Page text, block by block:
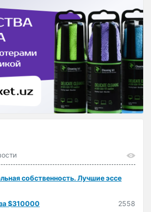
собственность. Лучшие эссе
$310000
2558